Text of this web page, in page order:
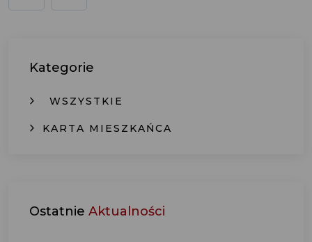
Kategorie
WSZYSTKIE
KARTA MIESZKAŃCA
Ostatnie Aktualności